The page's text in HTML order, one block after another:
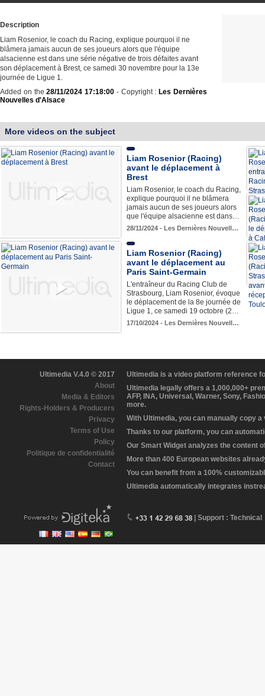
Description
Liam Rosenior, le coach du Racing, explique pourquoi il ne
blâmera jamais aucun de ses joueurs alors que l'équipe
alsacienne est dans une série négative de trois défaites avant
son déplacement à Brest, ce samedi 30 novembre pour la 13e
journée de Ligue 1.
Added on the28/11/2024 17:18:00 - Copyright : Les Dernières
Nouvelles d'Alsace
More videos on the subject
Liam Rosenior (Racing)
avant le déplacement à
Brest
Liam Rosenior, le coach du Racing,
explique pourquoi il ne blâmera
jamais aucun de ses joueurs alors
que l'équipe alsacienne est dans…
28/11/2024 - Les Dernières Nouvell…
Liam Rosenior (Racing)
avant le déplacement au
Paris Saint-Germain
L'entraîneur du Racing Club de
Strasbourg, Liam Rosenior, évoque
le déplacement de la 8e journée de
Ligue 1, ce samedi 19 octobre (2…
17/10/2024 - Les Dernières Nouvell…
Ultimedia V.4.0 © 2017
About
Media & Editors
Rights-Holders & Producers
Privacy
Terms of Use
Policy
Politique de confidentialité
Contact
Ultimedia is a video platform reference
Ultimedia legally offers a 1,000,000+
AFP, INA, Universal, Warner, Sony,
more.
With Ultimedia, you can manually copy
Thanks to our platform, you can
Our Smart Widget analyzes the content
More than 400 European websites
You can benefit from a 100%
Ultimedia automatically integrates
| Support : Technical